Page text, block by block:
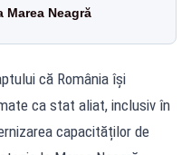
Neagră
că România își
ca stat aliat, inclusiv în
capacităților de